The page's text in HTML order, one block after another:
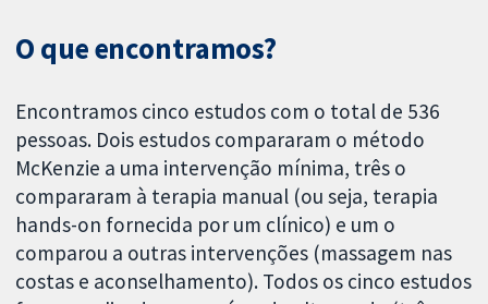
O que encontramos?
Encontramos cinco estudos com o total de 536
pessoas. Dois estudos compararam o método
McKenzie a uma intervenção mínima, três o
compararam à terapia manual (ou seja, terapia
hands-on fornecida por um clínico) e um o
comparou a outras intervenções (massagem nas
costas e aconselhamento). Todos os cinco estudos